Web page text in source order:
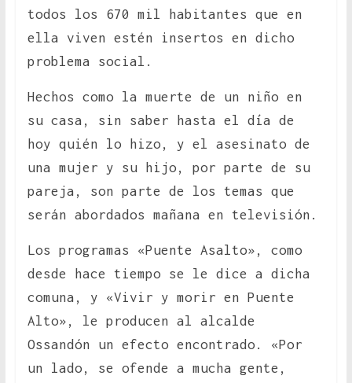
todos los 670 mil habitantes que en
ella viven estén insertos en dicho
problema social.
Hechos como la muerte de un niño en
su casa, sin saber hasta el día de
hoy quién lo hizo, y el asesinato de
una mujer y su hijo, por parte de su
pareja, son parte de los temas que
serán abordados mañana en televisión.
Los programas «Puente Asalto», como
desde hace tiempo se le dice a dicha
comuna, y «Vivir y morir en Puente
Alto», le producen al alcalde
Ossandón un efecto encontrado. «Por
un lado, se ofende a mucha gente,